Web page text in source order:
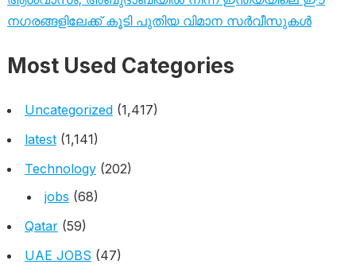
നഗരങ്ങളിലേക്ക് കൂടി പുതിയ വിമാന സർവീസുകൾ
Most Used Categories
Uncategorized(1,417)
latest(1,141)
Technology(202)
jobs (68)
Qatar(59)
UAE JOBS (47)